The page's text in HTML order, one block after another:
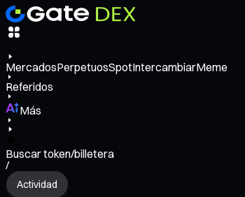
MercadosPerpetuosSpotIntercambiarMeme
Referidos
Más
Buscar token/billetera
/
Actividad